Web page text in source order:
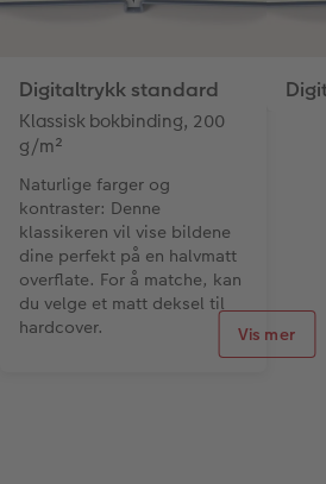
Digitaltrykk standard
Klassisk bokbinding, 200
g/m²
Naturlige farger og
kontraster: Denne
klassikeren vil vise bildene
dine perfekt på en halvmatt
overflate. For å matche, kan
du velge et matt deksel til
hardcover.
Vis mer